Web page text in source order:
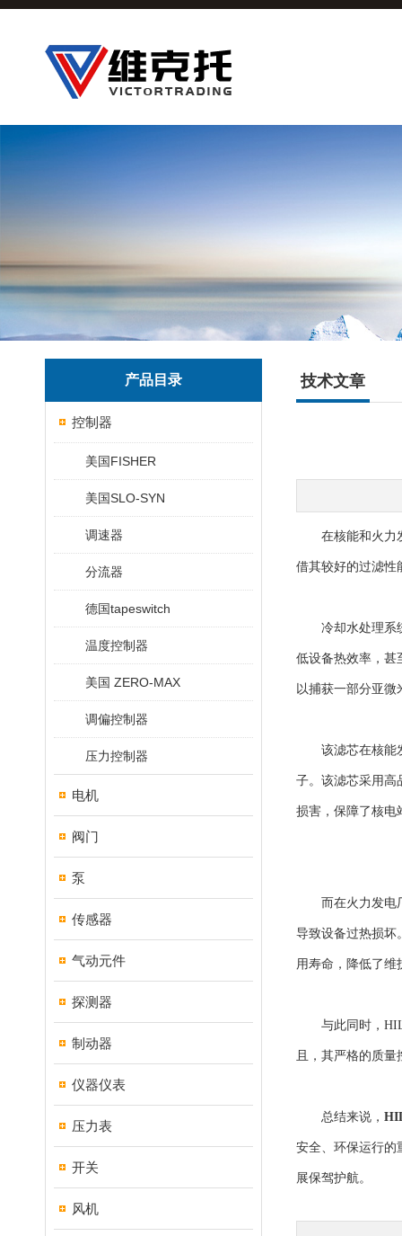
产品目录
控制器
美国FISHER
美国SLO-SYN
调速器
分流器
德国tapeswitch
温度控制器
美国 ZERO-MAX
调偏控制器
压力控制器
电机
阀门
泵
传感器
气动元件
探测器
制动器
仪器仪表
压力表
开关
风机
技术文章
在核能和火力发
借其较好的过滤性
冷却水处理系统
低设备热效率，甚
以捕获一部分亚微
该滤芯在核能发
子。该滤芯采用高
损害，保障了核电
而在火力发电厂
导致设备过热损坏
用寿命，降低了维
与此同时，
且，其严格的质
总结来说，
安全、环保运行的
展保驾护航。